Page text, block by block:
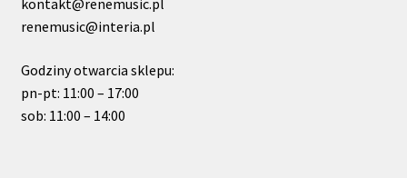
renemusic@interia.pl
Godziny otwarcia sklepu:
pn-pt: 11:00 – 17:00
sob: 11:00 – 14:00